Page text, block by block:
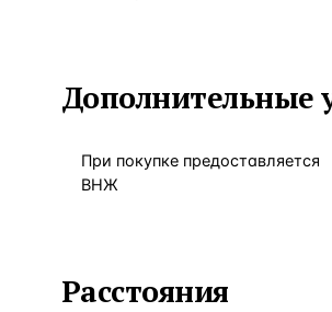
Дополнительные
При покупке предоставляется
ВНЖ
Расстояния